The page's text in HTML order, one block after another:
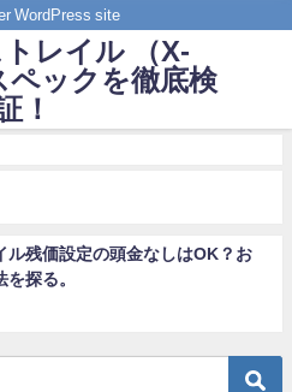
WordPress site
レイル （X-
ペックを徹底検
！
ル残価設定の頭金なしはOK？お
探る。